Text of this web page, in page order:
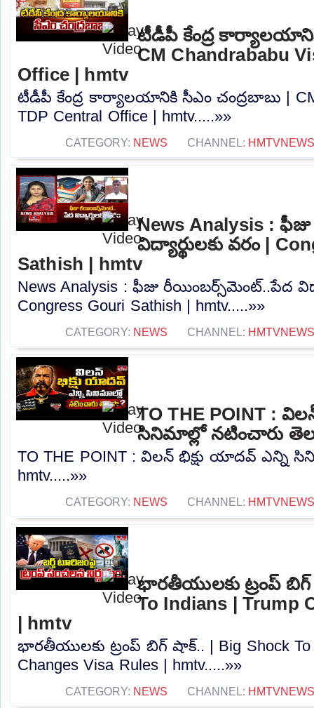
టీడీపీ కేంద్ర
CM Chandrababu
Office | hmtv
టీడీపీ కేంద్ర కార్యాలయానికి సీఎం చంద్రబాబు | CM
TDP Central Office | hmtv.....»»
CATEGORY: NEWS CHANNEL: HMTVNEWS
News Analysis :
విద్యార్థులకు వరం |
Sathish | hmtv
News Analysis : ఫీజు రీయింబర్స్‌మెంట్‌..పేద
Congress Gouri Sathish | hmtv.....»»
CATEGORY: NEWS CHANNEL: HMTVNEWS
TO THE POINT :
సినిమాల్లో నటించారు
TO THE POINT : విలన్ భిక్షు యాదవ్ ఎన్ని
hmtv.....»»
CATEGORY: NEWS CHANNEL: HMTVNEWS
భారతీయులకు ట్రంప్
To Indians | Trump
| hmtv
భారతీయులకు ట్రంప్ బిగ్ షాక్.. | Big Shock To
Changes Visa Rules | hmtv.....»»
CATEGORY: NEWS CHANNEL: HMTVNEWS